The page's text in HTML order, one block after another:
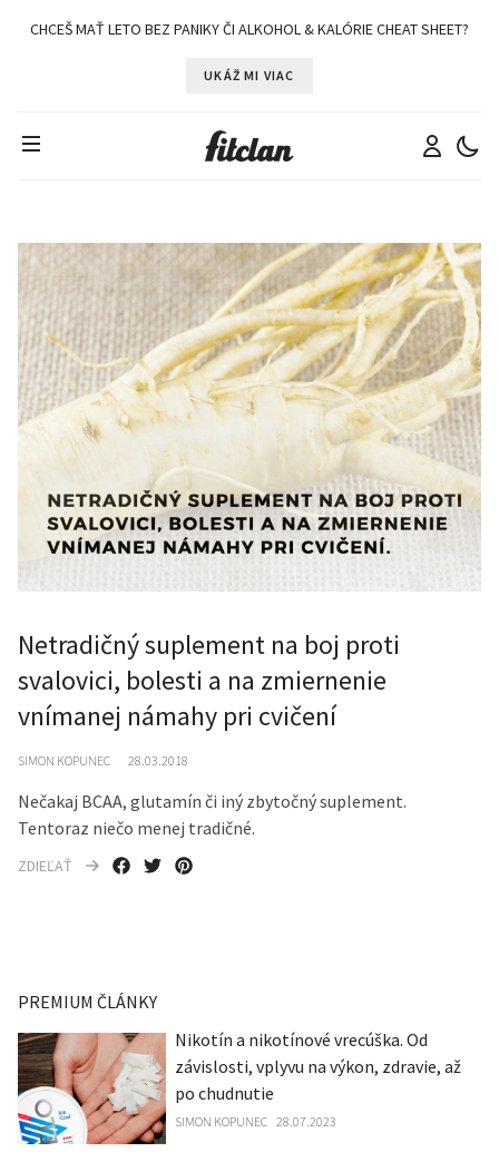
CHCEŠ MAŤ LETO BEZ PANIKY ČI ALKOHOL & KALÓRIE CHEAT SHEET?
UKÁŽ MI VIAC
Netradičný suplement na boj proti
svalovici, bolesti a na zmiernenie
vnímanej námahy pri cvičení
SIMON KOPUNEC 28.03.2018
Nečakaj BCAA, glutamín či iný zbytočný suplement.
Tentoraz niečo menej tradičné.
ZDIEĽAŤ
PREMIUM ČLÁNKY
Nikotín a nikotínové vrecúška. Od
závislosti, vplyvu na výkon, zdravie, až
po chudnutie
SIMON KOPUNEC 28.07.2023